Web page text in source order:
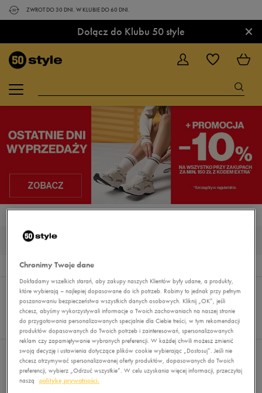
ZWROT DO 30 DNI. W KLUBIE DO 60 DNI.
Dołącz do Klubu 50 style ×
0
Wyników
Sortuj:
REKOMENDOWANE
FILTRUJ
Pokaż
60
z 0
Nie wybrano filtrów
Chronimy Twoje dane
Dokładamy wszelkich starań, aby zakupy naszych Klientów były udane, a produkty,
które wybierają – najlepiej dopasowane do ich potrzeb. Robimy to jednak przy pełnym
poszanowaniu bezpieczeństwa wszystkich danych osobowych. Kliknij „OK”, jeśli
chcesz, abyśmy wykorzystywali informacje o Twoich zachowaniach na naszej stronie
do przygotowania personalizowanych specjalnie dla Ciebie treści, w tym rekomendacji
produktów dopasowanych do Twoich potrzeb i zainteresowań, spersonalizowanych
reklam czy zapamiętywanie wybranych preferencji. W każdej chwili możesz zmienić
swoją decyzję i ustawienia dotyczące plików cookie wybierając „Dostosuj”. Jeśli nie
chcesz otrzymywać spersonalizowanej oferty produktów, dopasowanych do Twoich
preferencji, wybierz „Odrzuć wszystkie”. W celu uzyskania więcej informacji, przeczytaj
naszą
politykę prywatności.